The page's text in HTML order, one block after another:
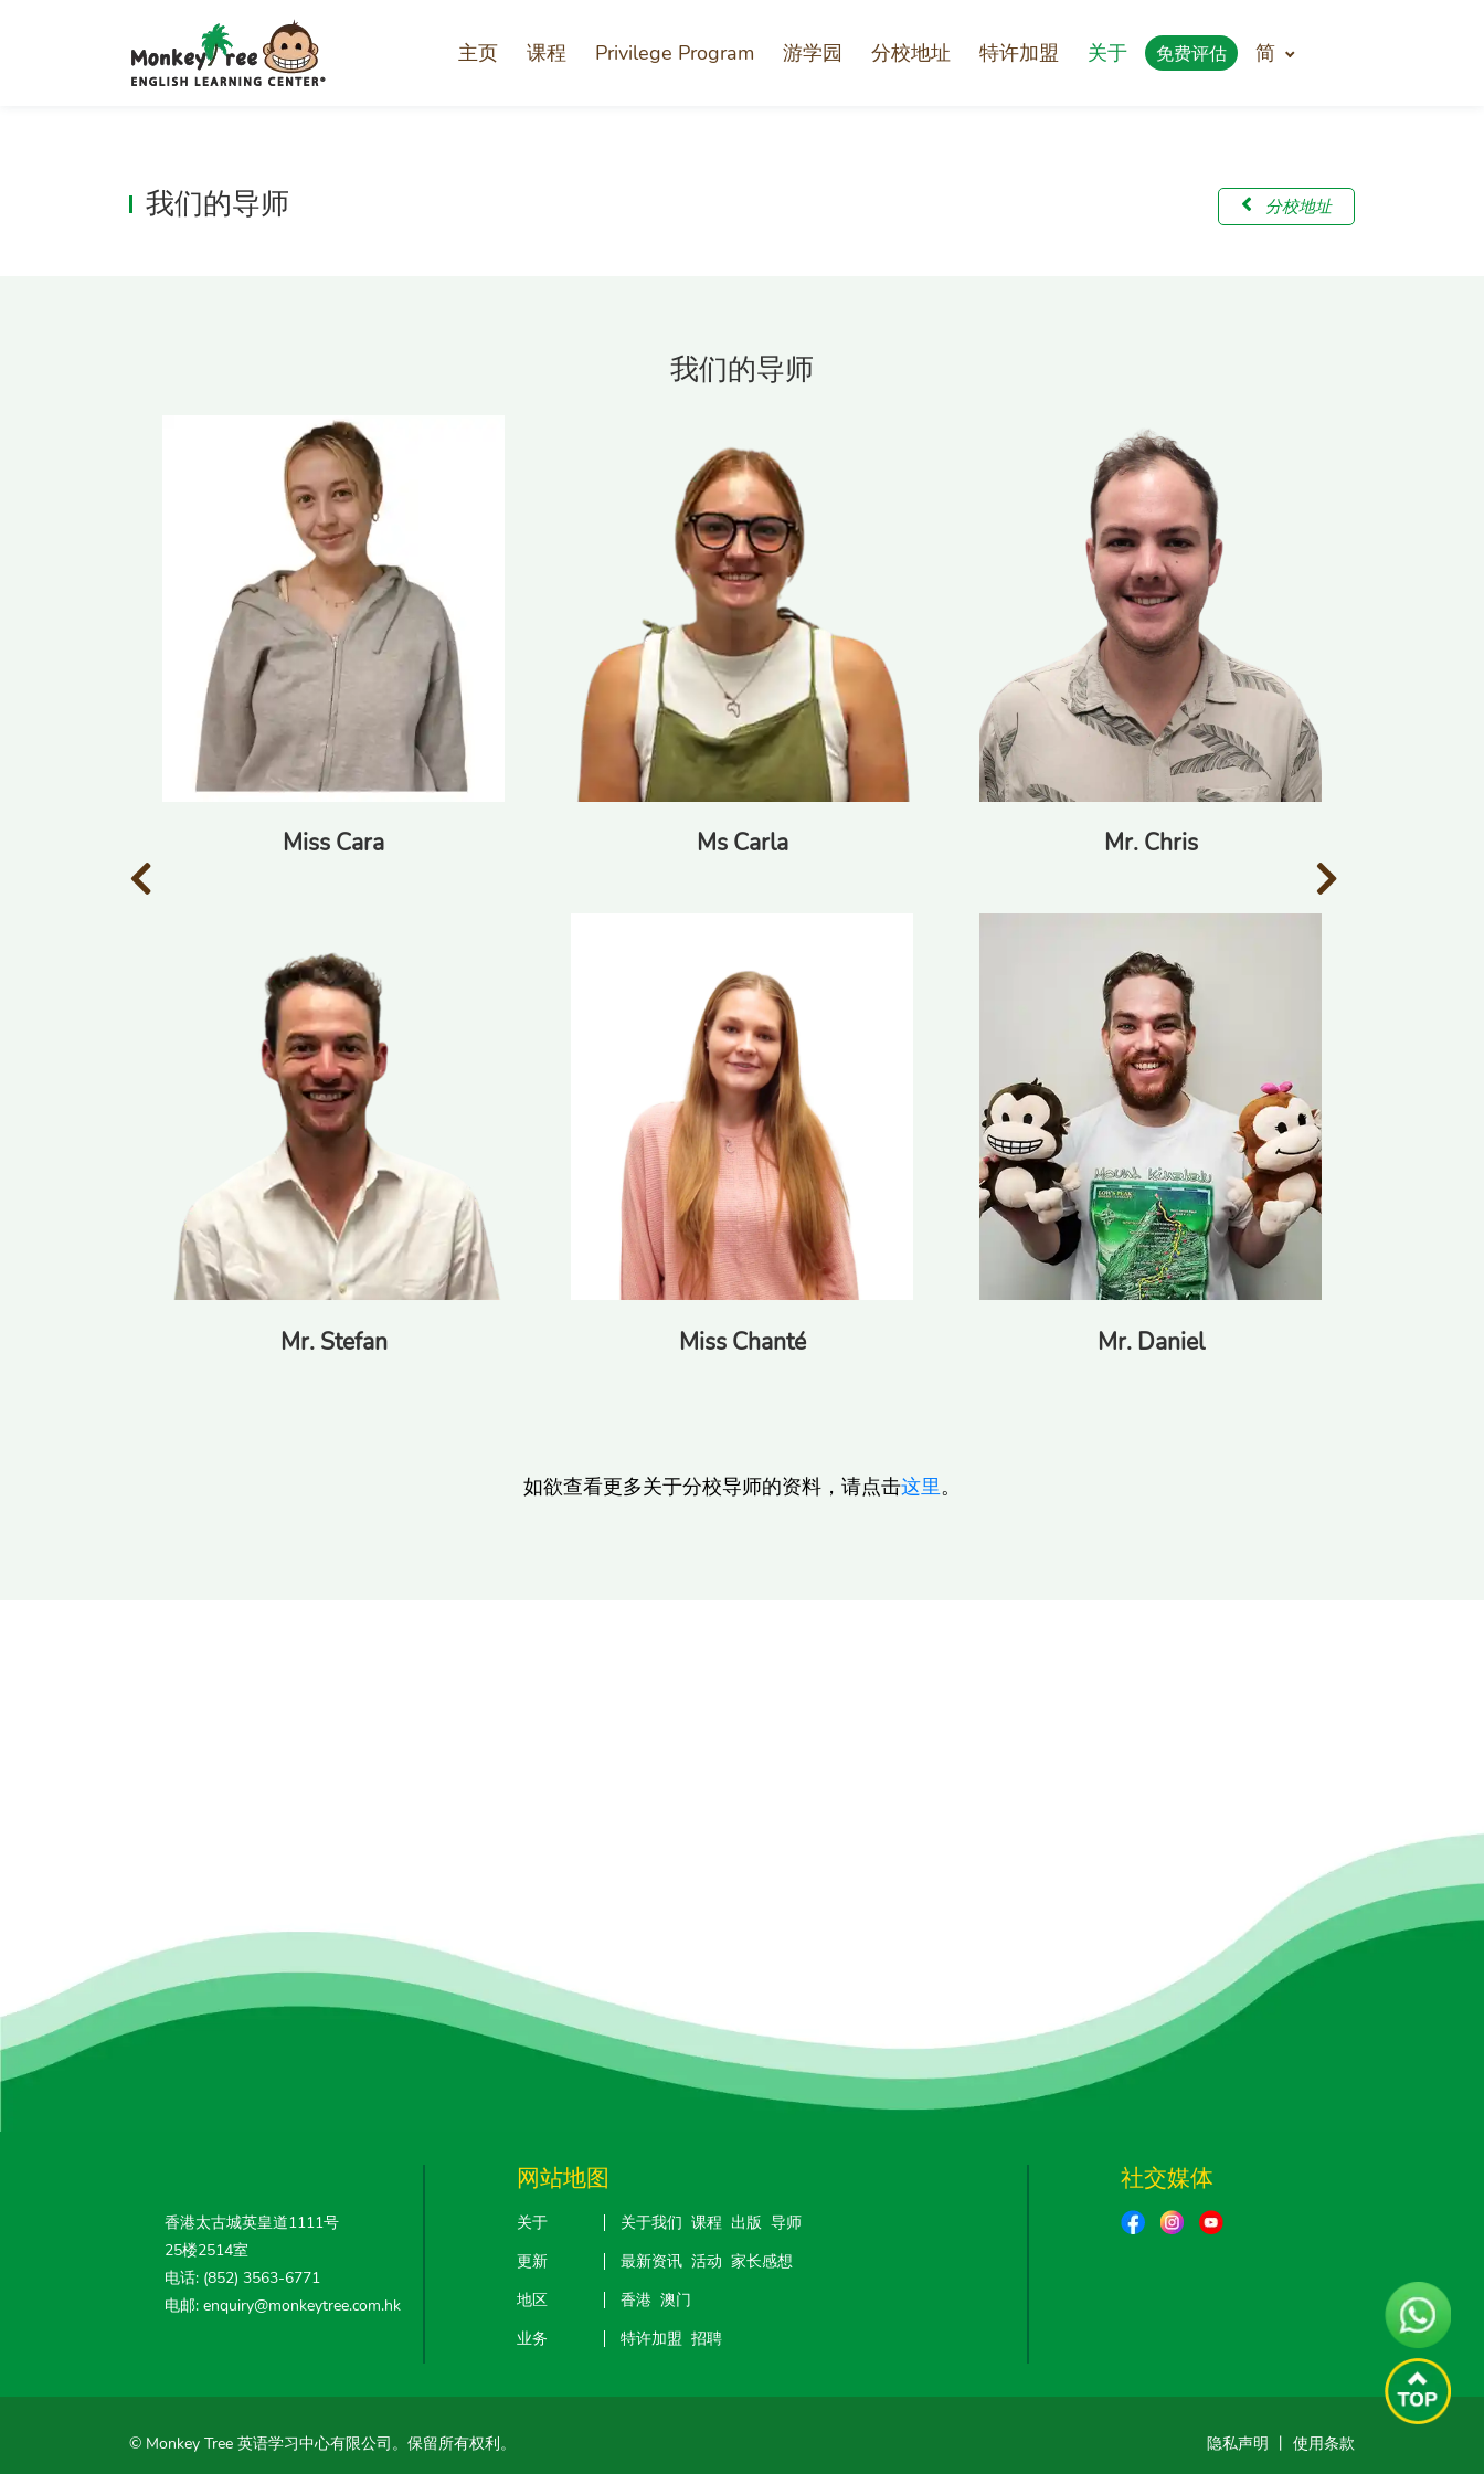
主页 课程 Privilege Program 游学园 分校地址 特许加盟 关于 免费评估 简
我们的导师 分校地址
我们的导师
Miss Cara
Mr. Stefan
Ms Carla
Miss Chanté
Mr. Chris
Mr. Daniel
如欲查看更多关于分校导师的资料，请点击这里。
香港太古城英皇道1111号
25楼2514室
电话: (852) 3563-6771
电邮: enquiry@monkeytree.com.hk
网站地图
关于 关于我们 课程 出版 导师
更新
最新资讯 活动 家长感想
地区
香港 澳门
业务
特许加盟 招聘
社交媒体
© Monkey Tree 英语学习中心有限公司。保留所有权利。 隐私声明 使用条款